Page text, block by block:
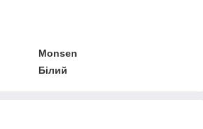
Monsen
Білий